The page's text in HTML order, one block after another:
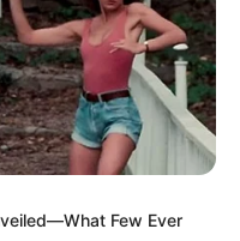
Few Ever